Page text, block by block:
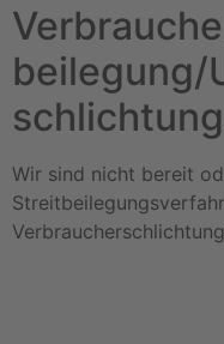
Wir sind nicht bereit